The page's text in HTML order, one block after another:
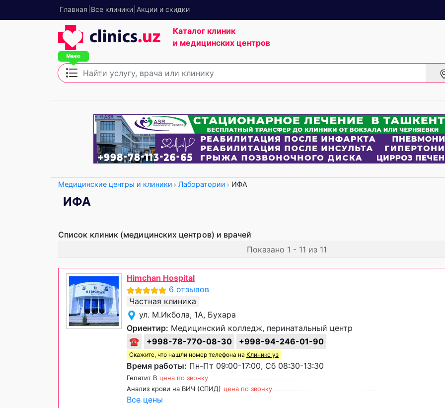
Главная Все клиники Акции и скидки
Каталог клиник
и медицинских центров
Медицинские центры и клиники Лаборатории ИФА
ИФА
Список клиник (медицинских центров) и врачей
Показано 1 - 11 из 11
Himchan Hospital
6 отзывов
Частная клиника
ул. М.Икбола, 1А, Бухара
Ориентир: Медицинский колледж, перинатальный центр
☎
+998-78-770-08-30 +998-94-246-01-90
Скажите, что нашли номер телефона на Клиникс уз
Время работы: Пн-Пт 09:00-17:00, Сб 08:30-13:30
Гепатит B цена по звонку
Анализ крови на ВИЧ (СПИД) цена по звонку
Все цены